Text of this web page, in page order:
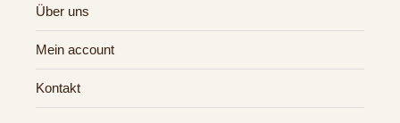
Über uns
Mein account
Kontakt